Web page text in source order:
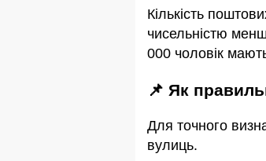
Кількість
чисельністю
000 чоловік
📌 Як
Для точного
вулиць.